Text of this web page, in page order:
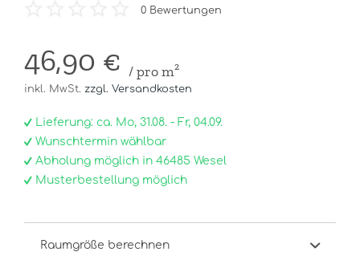
0 Bewertungen
46,90 € / pro m²
inkl. MwSt. zzgl. Versandkosten
Lieferung: ca. Mo, 31.08. - Fr, 04.09.
Wunschtermin wählbar
Abholung möglich in 46485 Wesel
Musterbestellung möglich
Raumgröße berechnen